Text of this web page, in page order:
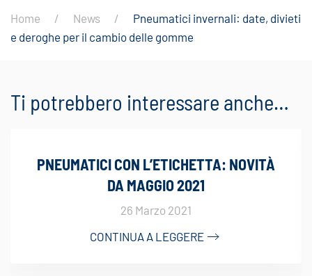
Home News
Pneumatici invernali: date, divieti
e deroghe per il cambio delle gomme
Ti potrebbero interessare anche…
PNEUMATICI CON L’ETICHETTA: NOVITÀ
DA MAGGIO 2021
26 Marzo 2021
CONTINUA A LEGGERE